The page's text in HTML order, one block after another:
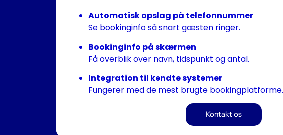
Automatisk opslag på telefonnummer
Se bookinginfo så snart gæsten ringer.
Bookinginfo på skærmen
Få overblik over navn, tidspunkt og antal.
Integration til kendte systemer
Fungerer med de mest brugte bookingplatforme.
Kontakt os